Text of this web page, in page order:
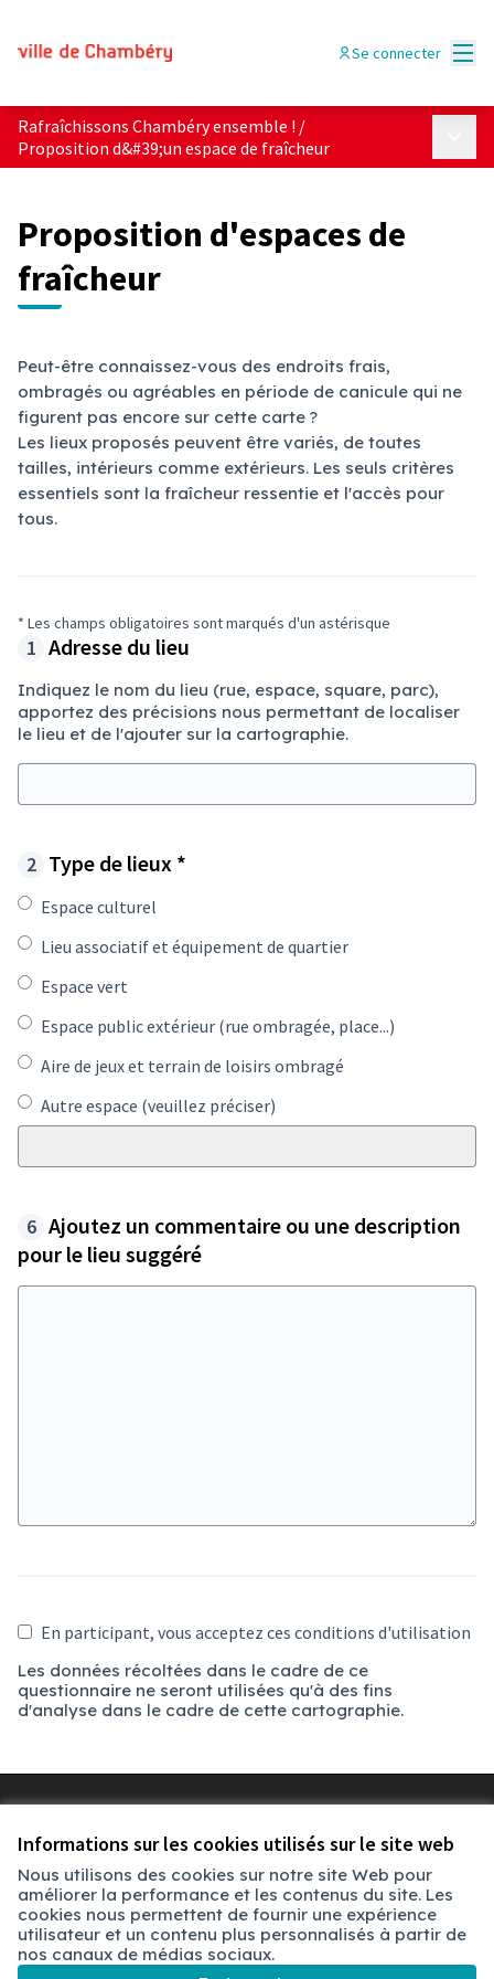
Informations sur les cookies utilisés sur le site web
Nous utilisons des cookies sur notre site Web pour
améliorer la performance et les contenus du site. Les
cookies nous permettent de fournir une expérience
utilisateur et un contenu plus personnalisés à partir de
nos canaux de médias sociaux.
Se connecter
Rafraîchissons Chambéry ensemble ! /
Proposition d&#39;un espace de fraîcheur
Proposition d'espaces de
fraîcheur
Peut-être connaissez-vous des endroits frais,
ombragés ou agréables en période de canicule qui ne
figurent pas encore sur cette carte ?
Les lieux proposés peuvent être variés, de toutes
tailles, intérieurs comme extérieurs. Les seuls critères
essentiels sont la fraîcheur ressentie et l'accès pour
tous.
* Les champs obligatoires sont marqués d'un astérisque
Adresse du lieu
Indiquez le nom du lieu (rue, espace, square, parc),
apportez des précisions nous permettant de localiser
le lieu et de l'ajouter sur la cartographie.
Type de lieux *
Espace culturel
Lieu associatif et équipement de quartier
Espace vert
Espace public extérieur (rue ombragée, place...)
Aire de jeux et terrain de loisirs ombragé
Autre espace (veuillez préciser)
Ajoutez un commentaire ou une description
pour le lieu suggéré
En participant, vous acceptez ces conditions d'utilisation
Les données récoltées dans le cadre de ce
questionnaire ne seront utilisées qu'à des fins
d'analyse dans le cadre de cette cartographie.
Conditions d'utilisation
Chambéry sur X
(Lien externe)
Chambéry sur Facebook
(Lien externe)
Chambéry sur Instagram
(Lien externe)
(Lien externe)